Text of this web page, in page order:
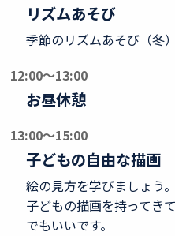
リズムあそび
季節のリズムあそび（冬
12:00～13:00
お昼休憩
13:00～15:00
子どもの自由な描画
絵の見方を学びましょう。
子どもの描画を持ってき
でもいいです。